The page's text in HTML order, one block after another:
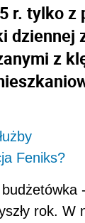
r. tylko
dziennej
z
Feniks?
rok. W